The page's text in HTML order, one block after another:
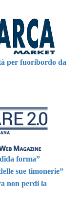
per fuoribordo da
forma”
sue timonerie”
non perdi la